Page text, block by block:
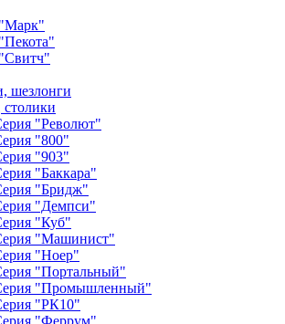
шезлонги
"Револют"
"800"
"903"
"Баккара"
"Бридж"
"Демпси"
"Куб"
"Машинист"
"Ноер"
"Портальный"
"Промышленный"
"РК10"
"Феррум"